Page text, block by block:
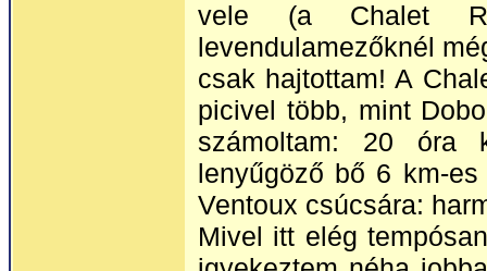
vele (a Chalet
levendulamezőknél
csak hajtottam! A
picivel több, mint
számoltam: 20 óra
lenyűgöző bő 6 km-
Ventoux csúcsára:
Mivel itt elég